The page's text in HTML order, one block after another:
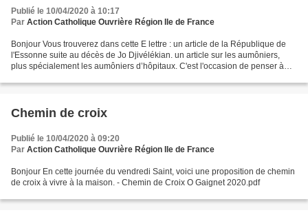
Publié le 10/04/2020 à 10:17
Par Action Catholique Ouvrière Région Ile de France
Bonjour Vous trouverez dans cette E lettre : un article de la République de
l'Essonne suite au décès de Jo Djivélékian. un article sur les aumôniers,
plus spécialement les aumôniers d’hôpitaux. C'est l'occasion de penser à
Chemin de croix
Publié le 10/04/2020 à 09:20
Par Action Catholique Ouvrière Région Ile de France
Bonjour En cette journée du vendredi Saint, voici une proposition de chemin
de croix à vivre à la maison. - Chemin de Croix O Gaignet 2020.pdf